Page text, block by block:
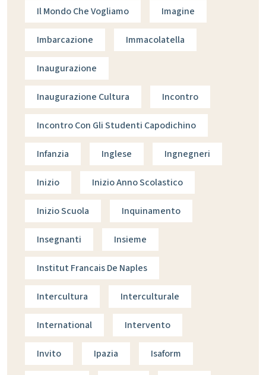
Il Mondo Che Vogliamo Imagine
Imbarcazione Immacolatella
Inaugurazione
Inaugurazione Cultura Incontro
Incontro Con Gli Studenti Capodichino
Infanzia Inglese Ingnegneri
Inizio Inizio Anno Scolastico
Inizio Scuola Inquinamento
Insegnanti Insieme
Institut Francais De Naples
Intercultura Interculturale
International Intervento
Invito Ipazia Isaform